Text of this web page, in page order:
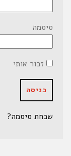
סיסמה
זכור אותי
שכחת סיסמה?